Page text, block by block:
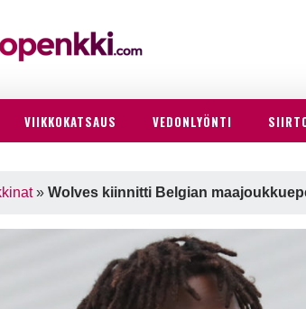
VIIKKOKATSAUS VEDONLYÖNTI
» Wolves kiinnitti Belgian